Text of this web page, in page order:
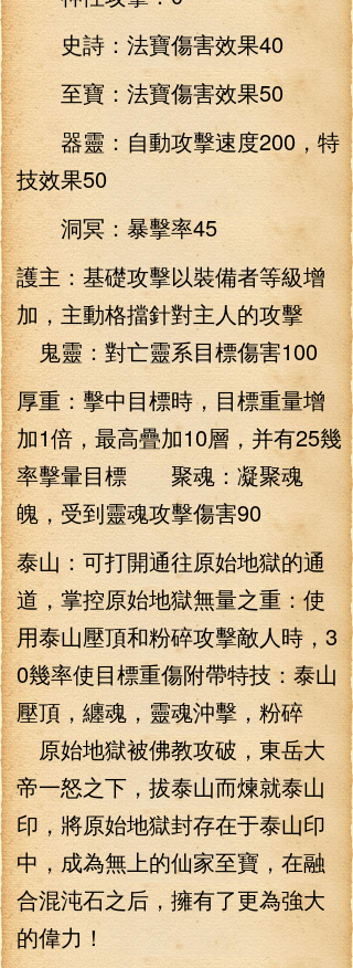
史詩：法寶傷害效果40
至寶：法寶傷害效果50
器靈：自動攻擊速度200，特
技效果50
洞冥：暴擊率45
護主：基礎攻擊以裝備者等級增
加，主動格擋針對主人的攻擊
鬼靈：對亡靈系目標傷害100
厚重：擊中目標時，目標重量增
加1倍，最高疊加10層，并有25幾
率擊暈目標 聚魂：凝聚魂
魄，受到靈魂攻擊傷害90
泰山：可打開通往原始地獄的通
道，掌控原始地獄無量之重：使
用泰山壓頂和粉碎攻擊敵人時，3
0幾率使目標重傷附帶特技：泰山
壓頂，纏魂，靈魂沖擊，粉碎
原始地獄被佛教攻破，東岳大
帝一怒之下，拔泰山而煉就泰山
印，將原始地獄封存在于泰山印
中，成為無上的仙家至寶，在融
合混沌石之后，擁有了更為強大
的偉力！